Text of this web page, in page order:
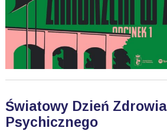
Światowy Dzień Zdrowia
Psychicznego